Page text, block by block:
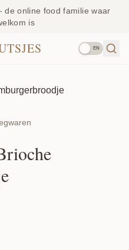
online food familie waar
is
EN